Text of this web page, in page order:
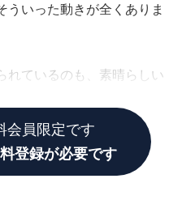
ういった動きが全くありま
れているのも、素晴らしい
会員限定です
登録が必要です